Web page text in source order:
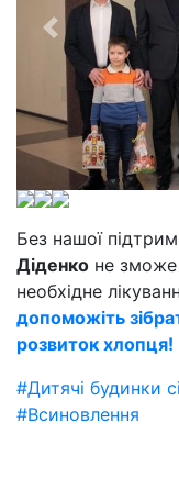
Без нашої
Діденко не
необхідне
допоможіть
розвиток хлопця!
#Дитячі будинки
#Всиновлення